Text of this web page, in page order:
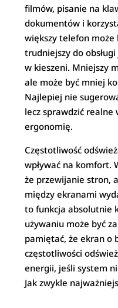
filmów, pisanie na
dokumentów i
większy telefon może
trudniejszy do
w kieszeni. Mniejszy
ale może być mniej
Najlepiej nie
lecz sprawdzić
ergonomię.
Częstotliwość
wpływać na komfort.
że przewijanie stron,
między ekranami
to funkcja absolutnie
używaniu może być
pamiętać, że ekran o
częstotliwości
energii, jeśli system
Jak zwykle